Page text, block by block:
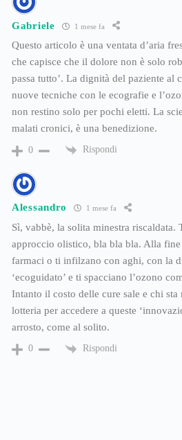
Gabriele 1 mese fa
Questo articolo è una ventata d’aria
che capisce che il dolore non è solo
passa tutto’. La dignità del paziente al
nuove tecniche con le ecografie e
non restino solo per pochi eletti. La
malati cronici, è una benedizione.
0 Rispondi
Alessandro 1 mese fa
Sì, vabbè, la solita minestra riscaldata.
approccio olistico, bla bla bla. Alla fine
farmaci o ti infilzano con aghi, con la
‘ecoguidato’ e ti spacciano l’ozono
Intanto il costo delle cure sale e chi sta
lotteria per accedere a queste
arrosto, come al solito.
0 Rispondi